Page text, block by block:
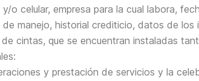
celular, empresa para la cual labora,
manejo, historial crediticio, datos de
cintas, que se encuentran instaladas
y prestación de servicios y la